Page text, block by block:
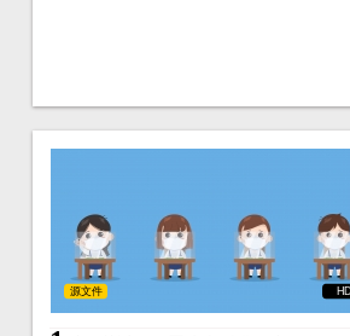
HD
源文件